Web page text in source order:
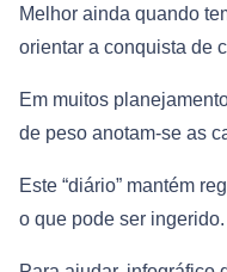
Melhor ainda quando
orientar a conquista de
Em muitos
de peso anotam-se as
Este “diário” mantém
o que pode ser ingerido.